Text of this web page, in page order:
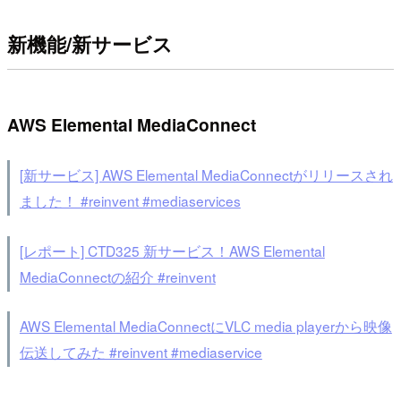
新機能/新サービス
AWS Elemental MediaConnect
[新サービス] AWS Elemental MediaConnectがリリースされ
ました！ #reinvent #mediaservices
[レポート] CTD325 新サービス！AWS Elemental
MediaConnectの紹介 #reinvent
AWS Elemental MediaConnectにVLC media playerから映像
伝送してみた #reinvent #mediaservice